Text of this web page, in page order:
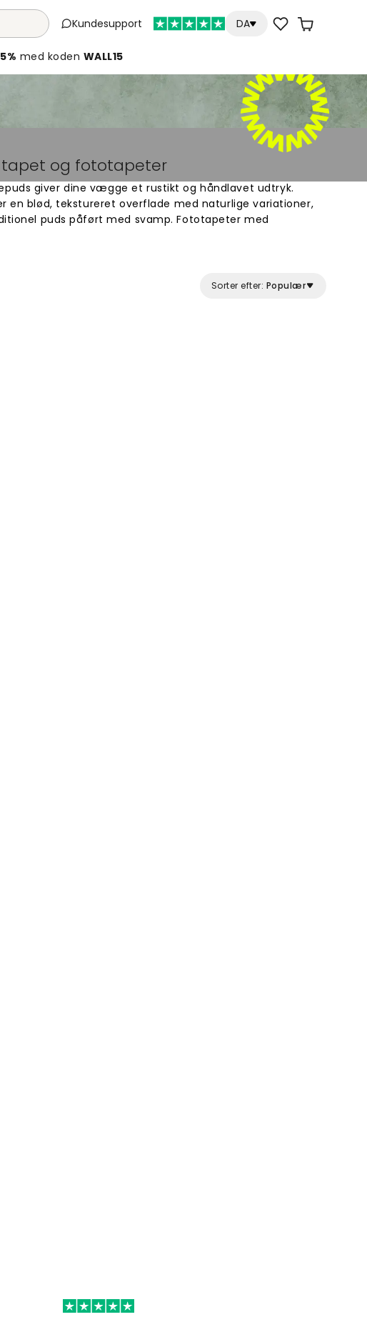
Kundesupport DA
med koden WALL15
tapet og fototapeter
giver dine vægge et rustikt og håndlavet udtryk.
en blød, tekstureret overflade med naturlige variationer,
puds påført med svamp. Fototapeter med
organisk følelse. Vælg mellem forskellige farver og
Sorter efter: Populær